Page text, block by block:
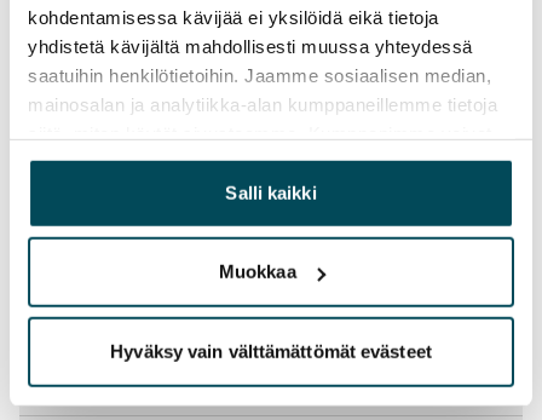
kohdentamisessa kävijää ei yksilöidä eikä tietoja
yhdistetä kävijältä mahdollisesti muussa yhteydessä
saatuihin henkilötietoihin. Jaamme sosiaalisen median,
mainosalan ja analytiikka-alan kumppaneillemme tietoja
yhdistää näitä tietoja muihin tietoihin, joita olet antanut
heille tai joita on kerätty, kun olet käyttänyt heidän
palvelujaan.
Salli kaikki
Muokkaa
Hyväksy vain välttämättömät evästeet
Laajakaista
Vuokraan sisältyy 50 M laajakaistaliittymä. Voit hankkia
lisänopeutta etuhintaan ottamalla yhteyttä
operaattoriin Telia.
Lemmikit sallittu
Talon tiedot